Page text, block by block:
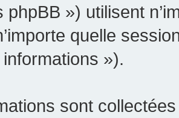
phpBB ») utilisent
quelle
»).
sont